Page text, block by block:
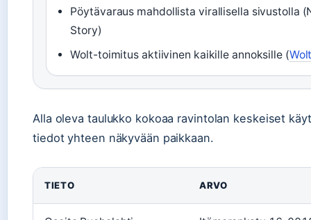
Pöytävaraus mahdollista virallisella sivustolla
Story)
Wolt-toimitus aktiivinen kaikille annoksille (
Alla oleva taulukko kokoaa ravintolan keskeiset
tiedot yhteen näkyvään paikkaan.
TIETO ARVO